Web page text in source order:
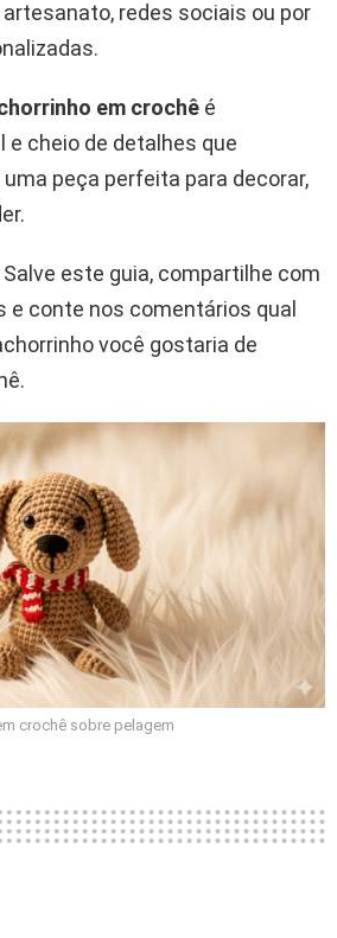
redes sociais ou por
em crochê é
e cheio de detalhes que
peça perfeita para decorar,
este guia, compartilhe com
conte nos comentários qual
você gostaria de
crochê sobre pelagem